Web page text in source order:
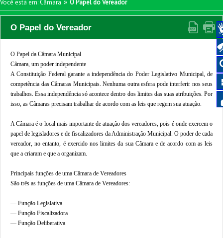
Você está em: Câmara O Papel do Vereador
O Papel do Vereador
O Papel da Câmara Municipal
Câmara, um poder independente
A Constituição Federal garante a independência do Poder Legislativo Municipal, de
competência das Câmaras Municipais. Nenhuma outra esfera pode interferir nos seus
trabalhos. Essa independência só acontece dentro dos limites das suas atribuições. Por
isso, as Câmaras precisam trabalhar de acordo com as leis que regem sua atuação.
A Câmara é o local mais importante de atuação dos vereadores, pois é onde exercem o
papel de legisladores e de fiscalizadores da Administração Municipal. O poder de cada
vereador, no entanto, é exercido nos limites da sua Câmara e de acordo com as leis
que a criaram e que a organizam.
Principais funções de uma Câmara de Vereadores
São três as funções de uma Câmara de Vereadores:
— Função Legislativa
— Função Fiscalizadora
— Função Deliberativa